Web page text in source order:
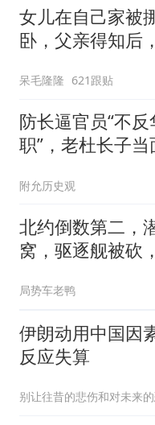
女儿在自己家被
卧，父亲得知后
呆毛隆隆 621跟贴
防长逼官员“不
职”，老杜长子当
附允历史观
北约倒数第二，
窝，驱逐舰被砍
局势车老鸭
伊朗动用中国因
反应失算
别让往昔的悲伤和对未来